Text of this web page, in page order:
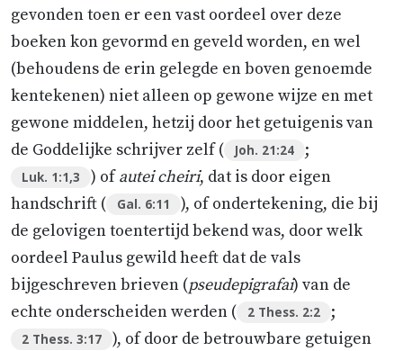
gevonden toen er een vast oordeel over deze
boeken kon gevormd en geveld worden, en wel
(behoudens de erin gelegde en boven genoemde
kentekenen) niet alleen op gewone wijze en met
gewone middelen, hetzij door het getuigenis van
de Goddelijke schrijver zelf (
Joh. 21:24 ;
Luk. 1:1,3 ) ofautei cheiri, dat is door eigen
handschrift (
Gal. 6:11
), of ondertekening, die bij
de gelovigen toentertijd bekend was, door welk
oordeel Paulus gewild heeft dat de vals
bijgeschreven brieven (pseudepigrafai) van de
echte onderscheiden werden (
2 Thess. 2:2 ;
2 Thess. 3:17
), of door de betrouwbare getuigen